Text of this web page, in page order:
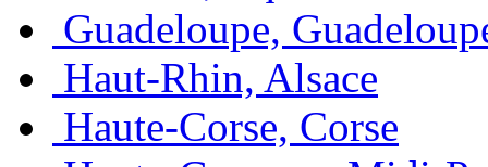
Guadeloupe,
Haut-Rhin, Alsace
Haute-Corse, Corse